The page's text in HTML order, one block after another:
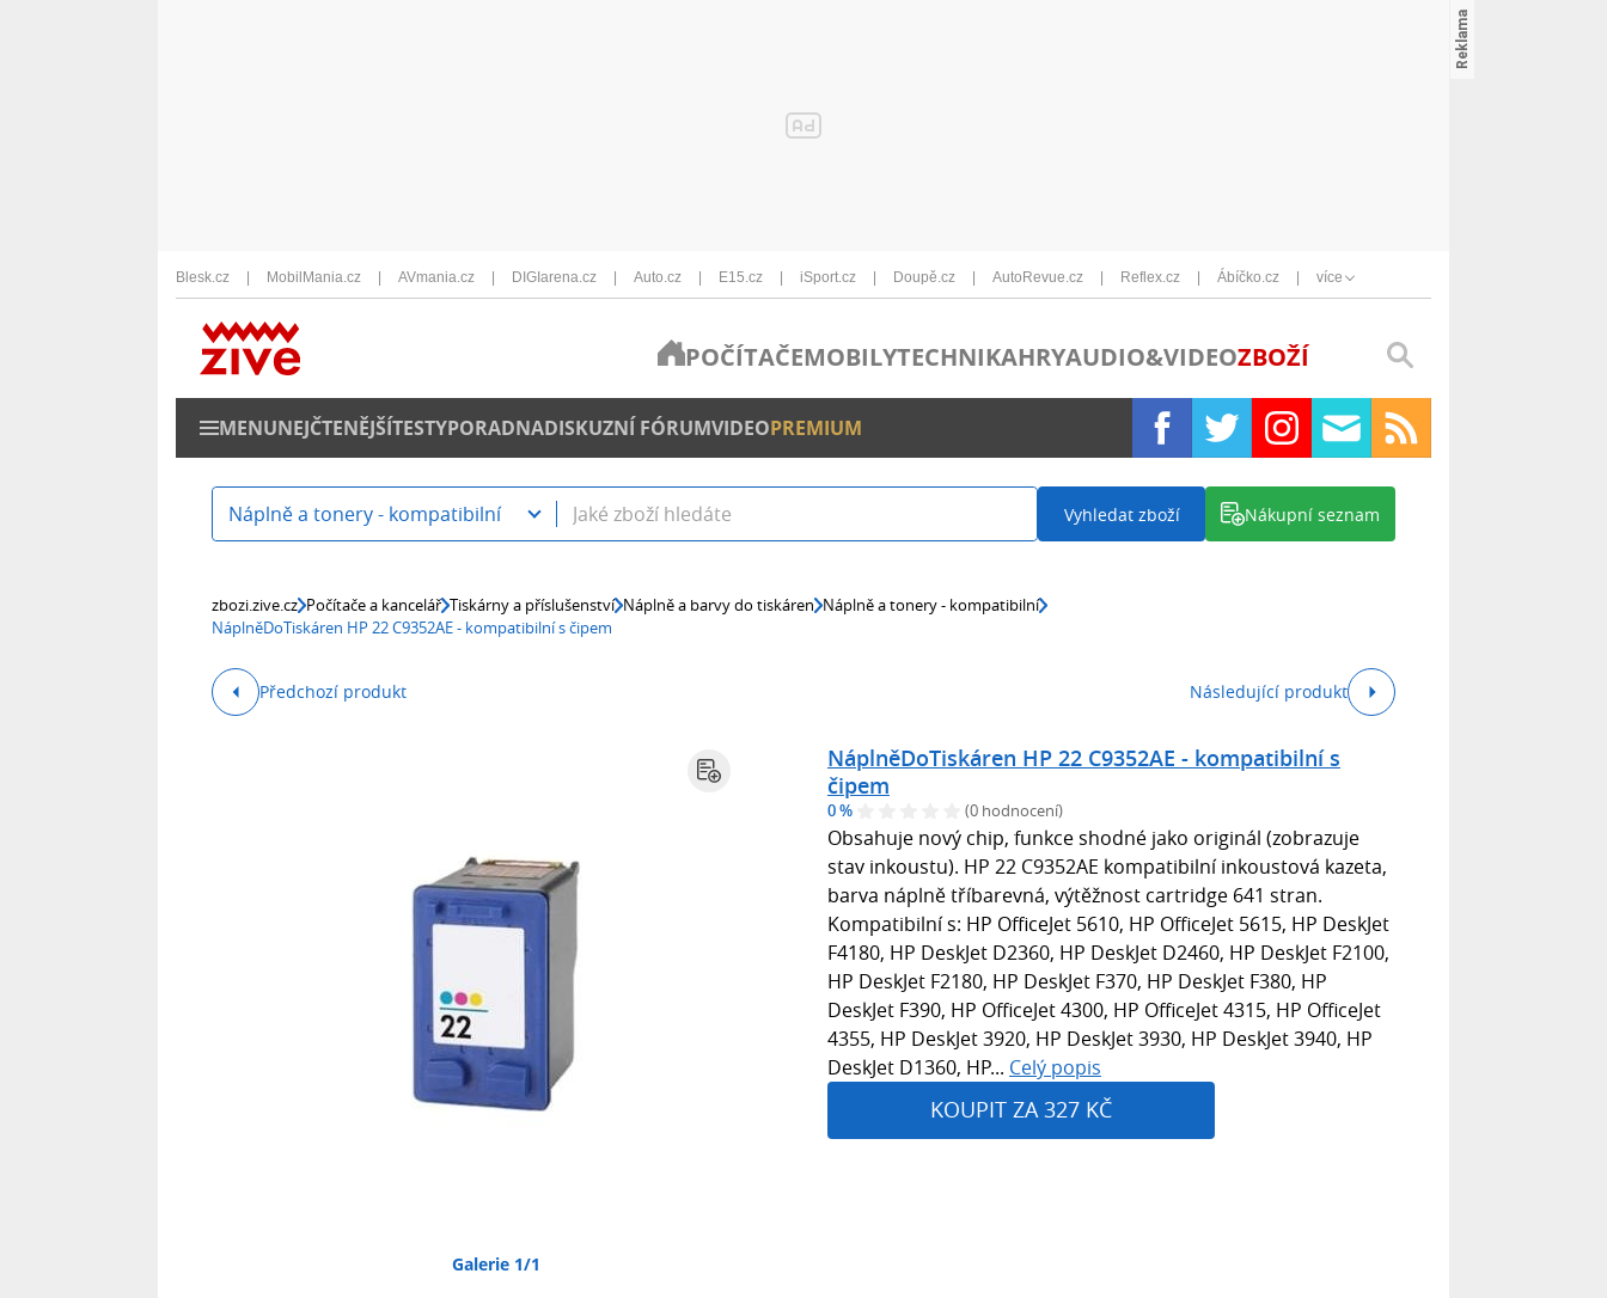
Blesk.cz MobilMania.cz AVmania.cz DIGIarena.cz Auto.cz E15.cz iSport.cz Doupě.cz AutoRevue.cz Reflex.cz Ábíčko.cz více
POČÍTAČEMOBILYTECHNIKAHRYAUDIO&VIDEOZBOŽÍ
MENUNEJČTENĚJŠÍTESTYPORADNADISKUZNÍ FÓRUMVIDEOPREMIUM
Náplně a tonery - kompatibilní Vyhledat zboží Nákupní seznam
zbozi.zive.cz Počítače a kancelář Tiskárny a příslušenství Náplně a barvy do tiskáren Náplně a tonery - kompatibilní
NáplněDoTiskáren HP 22 C9352AE - kompatibilní s čipem
Předchozí produkt Následující produkt
Galerie 1/1
NáplněDoTiskáren HP 22 C9352AE - kompatibilní s
čipem
0 % (0 hodnocení)
Obsahuje nový chip, funkce shodné jako originál (zobrazuje
stav inkoustu). HP 22 C9352AE kompatibilní inkoustová kazeta,
barva náplně tříbarevná, výtěžnost cartridge 641 stran.
Kompatibilní s: HP OfficeJet 5610, HP OfficeJet 5615, HP DeskJet
F4180, HP DeskJet D2360, HP DeskJet D2460, HP DeskJet F2100,
HP DeskJet F2180, HP DeskJet F370, HP DeskJet F380, HP
DeskJet F390, HP OfficeJet 4300, HP OfficeJet 4315, HP OfficeJet
4355, HP DeskJet 3920, HP DeskJet 3930, HP DeskJet 3940, HP
DeskJet D1360, HP... Celý popis
KOUPIT ZA 327 KČ